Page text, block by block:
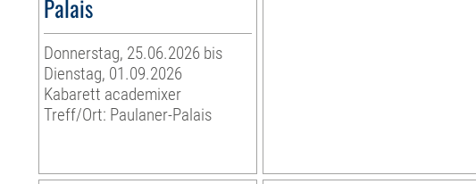
Palais
Donnerstag, 25.06.2026 bis
Dienstag, 01.09.2026
Kabarett academixer
Treff/Ort: Paulaner-Palais